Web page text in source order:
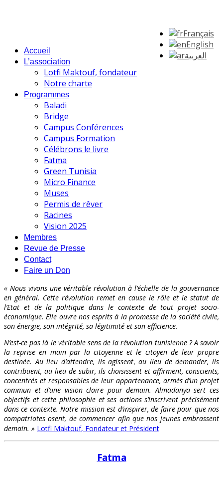
Français
English
العربية
Accueil
L’association
Lotfi Maktouf, fondateur
Notre charte
Programmes
Baladi
Bridge
Campus Conférences
Campus Formation
Célébrons le livre
Fatma
Green Tunisia
Micro Finance
Muses
Permis de rêver
Racines
Vision 2025
Membres
Revue de Presse
Contact
Faire un Don
« Nous vivons une véritable révolution à l’échelle de la gouvernance
en général. Cette révolution remet en cause le rôle et le statut de
l’Etat et de la politique dans le contexte de tout projet socio-
économique. Elle ouvre nos esprits à la promesse de la société civile,
son énergie, son intégrité, sa légitimité et son efficience.
N’est-ce pas là le véritable sens de la révolution tunisienne ? A savoir
la reprise en main par la citoyenne et le citoyen de leur propre
destinée. Au lieu d’attendre, ils agissent, au lieu de demander, ils
contribuent, au lieu de subir, ils choisissent et affirment, conscients,
concentrés et responsables de leur appartenance, armés d’un projet
commun et d’une vision claire pour demain. Almadanya sert ces
objectifs et cette philosophie et ses actions s’inscrivent précisément
dans ce contexte. Notre mission est d’inspirer, de faire pour que nos
compatriotes osent, de commencer afin que nos jeunes embrassent
demain. » Lotfi Maktouf, Fondateur et Président
Fatma